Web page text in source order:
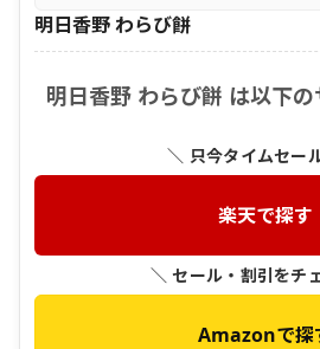
明日香野 わらび餅
明日香野 わらび餅 は以下
＼ 只今タイムセー
楽天で探す
＼ セール・割引をチ
Amazonで探